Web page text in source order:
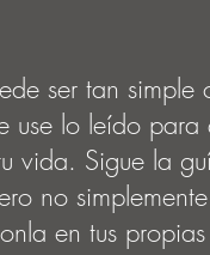
ser tan
use lo leído para
vida. Sigue la
no
en tus